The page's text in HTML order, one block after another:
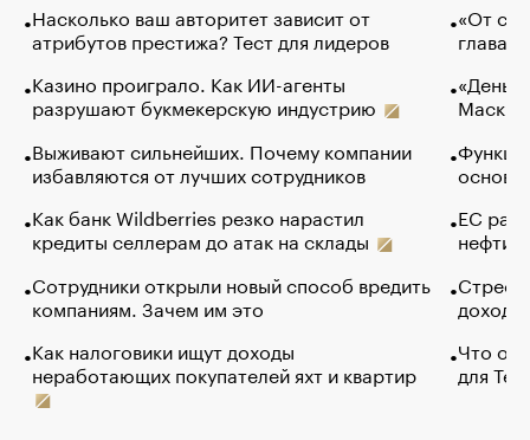
Насколько ваш авторитет зависит от
атрибутов престижа? Тест для лидеров
Казино проиграло. Как ИИ-агенты
разрушают букмекерскую индустрию
Выживают сильнейших. Почему компании
избавляются от лучших сотрудников
Как банк Wildberries резко нарастил
кредиты селлерам до атак на склады
Сотрудники открыли новый способ вредить
компаниям. Зачем им это
Как налоговики ищут доходы
неработающих покупателей яхт и квартир
«От
глава
Маск в
основ
ЕС
нефти
Что
для